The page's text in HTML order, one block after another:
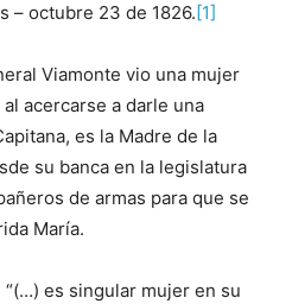
– octubre 23 de 1826. [1]
Viamonte vio una mujer
acercarse a darle una
es la Madre de la
su banca en la legislatura
de armas para que se
María.
es singular mujer en su